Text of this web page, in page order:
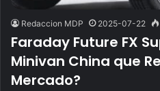
Redaccion MDP 2025-07-22
Faraday Future FX
Minivan China que
Mercado?